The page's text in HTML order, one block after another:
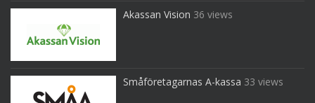
Akassan Vision 36 views
Småföretagarnas A-kassa 33 views